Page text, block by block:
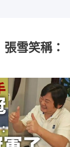
雪笑稱：